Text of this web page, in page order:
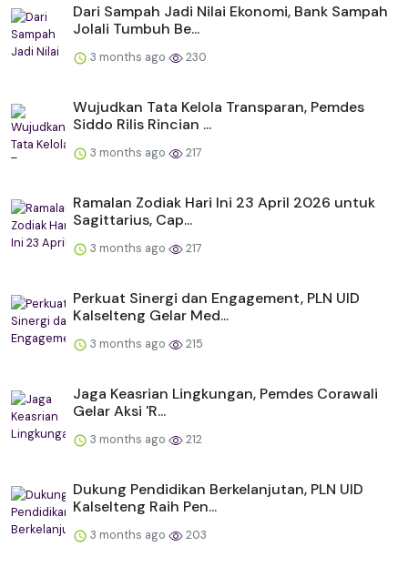
Dari Sampah Jadi Nilai Ekonomi, Bank Sampah
Jolali Tumbuh Be...
3 months ago 230
Wujudkan Tata Kelola Transparan, Pemdes
Siddo Rilis Rincian ...
3 months ago 217
Ramalan Zodiak Hari Ini 23 April 2026 untuk
Sagittarius, Cap...
3 months ago 217
Perkuat Sinergi dan Engagement, PLN UID
Kalselteng Gelar Med...
3 months ago 215
Jaga Keasrian Lingkungan, Pemdes Corawali
Gelar Aksi 'R...
3 months ago 212
Dukung Pendidikan Berkelanjutan, PLN UID
Kalselteng Raih Pen...
3 months ago 203